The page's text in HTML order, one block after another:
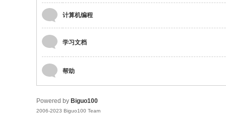
计算机编程
学习文档
帮助
Powered by Biguo100
2006-2023 Biguo100 Team